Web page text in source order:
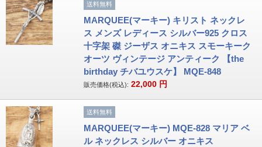
送料無料
MARQUEE(マーキー) キリスト ネックレ
ス メンズ レディース シルバー925 クロス
十字架 磔 ジーザス オニキス スモーキーク
オーツ ヴィンテージ アンティーク 【the
birthday チバユウスケ】 MQE-848
販売価格(税込): 22,000 円
送料無料
MARQUEE(マーキー) MQE-828 マリア ベ
ル ネックレス シルバー オニキス